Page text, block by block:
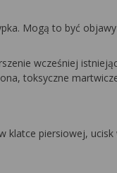
Mogą to być
wcześniej
toksyczne
klatce piersiowej,